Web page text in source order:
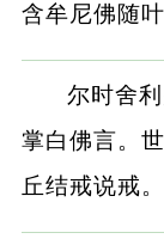
含牟尼佛随
尔时舍
掌白佛言。
丘结戒说戒